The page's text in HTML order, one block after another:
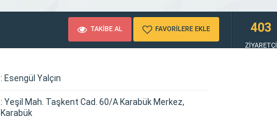
TAKİBE AL FAVORİLERE EKLE 403
ZİYARETÇİ
: Esengül Yalçın
: Yeşil Mah. Taşkent Cad. 60/A Karabük Merkez,
Karabük